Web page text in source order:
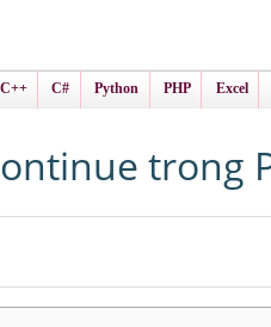
C++ C# Python PHP Excel
trong